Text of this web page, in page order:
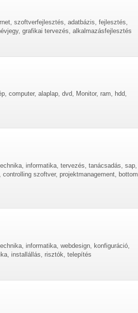
szoftverfejlesztés, adatbázis, fejlesztés,
grafikai tervezés, alkalmazásfejlesztés
computer, alaplap, dvd, Monitor, ram, hdd,
informatika, tervezés, tanácsadás, sap,
szoftver, projektmanagement, bottom
informatika, webdesign, konfiguráció,
installállás, risztók, telepítés